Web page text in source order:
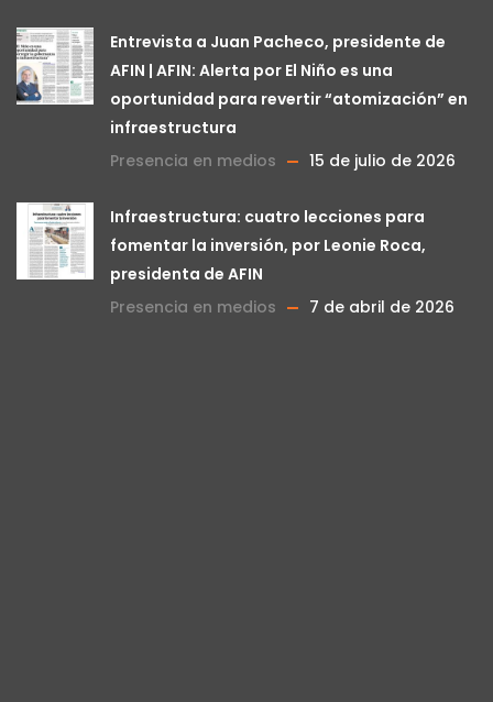
Entrevista a Juan Pacheco, presidente de
AFIN | AFIN: Alerta por El Niño es una
oportunidad para revertir “atomización” en
infraestructura
Presencia en medios
15 de julio de 2026
Infraestructura: cuatro lecciones para
fomentar la inversión, por Leonie Roca,
presidenta de AFIN
Presencia en medios
7 de abril de 2026